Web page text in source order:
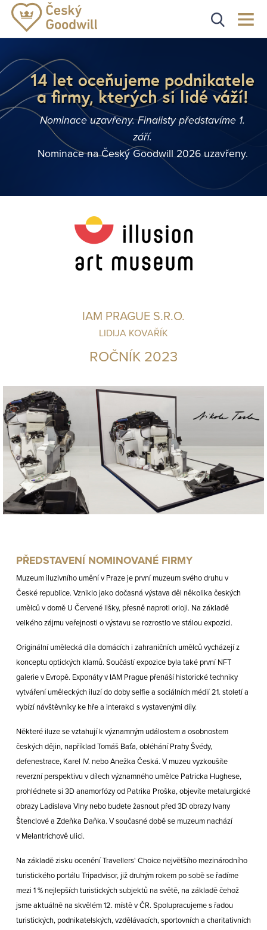
14 let oceňujeme podnikatele
a firmy, kterých si lidé váží!
Nominace uzavřeny. Finalisty představíme 1.
září.
Nominace na Český Goodwill 2026 uzavřeny.
IAM PRAGUE S.R.O.
LIDIJA KOVAŘÍK
ROČNÍK 2023
PŘEDSTAVENÍ NOMINOVANÉ FIRMY
Muzeum iluzivního umění v Praze je první muzeum svého druhu v
České republice. Vzniklo jako dočasná výstava děl několika českých
umělců v domě U Červené lišky, přesně naproti orloji. Na základě
velkého zájmu veřejnosti o výstavu se rozrostlo ve stálou expozici.
Originální umělecká díla domácích i zahraničních umělců vycházejí z
konceptu optických klamů. Součástí expozice byla také první NFT
galerie v Evropě. Exponáty v IAM Prague přenáší historické techniky
vytváření uměleckých iluzí do doby selfie a sociálních médií 21. století a
vybízí návštěvníky ke hře a interakci s vystavenými díly.
Některé iluze se vztahují k významným událostem a osobnostem
českých dějin, například Tomáš Baťa, obléhání Prahy Švédy,
defenestrace, Karel IV. nebo Anežka Česká. V muzeu vyzkoušíte
reverzní perspektivu v dílech významného umělce Patricka Hughese,
prohlédnete si 3D anamorfózy od Patrika Proška, objevíte metalurgické
obrazy Ladislava Vlny nebo budete žasnout před 3D obrazy Ivany
Štenclové a Zdeňka Daňka. V současné době se muzeum nachází
v Melantrichově ulici.
Na základě zisku ocenění Travellers' Choice největšího mezinárodního
turistického portálu Tripadvisor, již druhým rokem po sobě se řadíme
mezi 1 % nejlepších turistických subjektů na světě, na základě čehož
jsme aktuálně na skvělém 12. místě v ČR. Spolupracujeme s řadou
turistických, podnikatelských, vzdělávacích, sportovních a charitativních